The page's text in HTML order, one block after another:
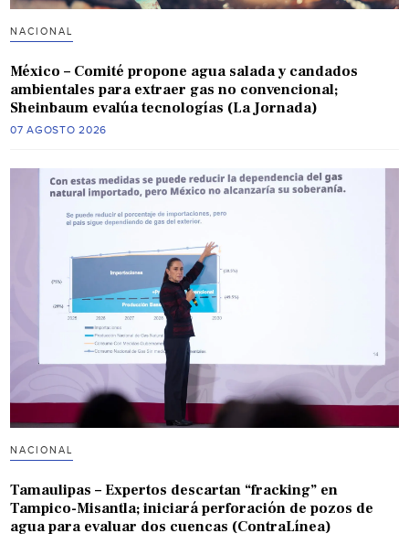
NACIONAL
México – Comité propone agua salada y candados
ambientales para extraer gas no convencional;
Sheinbaum evalúa tecnologías (La Jornada)
07 AGOSTO 2026
NACIONAL
Tamaulipas – Expertos descartan “fracking” en
Tampico-Misantla; iniciará perforación de pozos de
agua para evaluar dos cuencas (ContraLínea)